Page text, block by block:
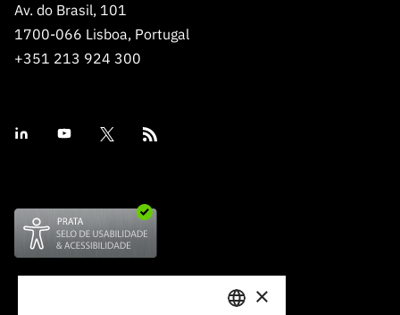
Av. do Brasil, 101
1700-066 Lisboa, Portugal
+351 213 924 300
×